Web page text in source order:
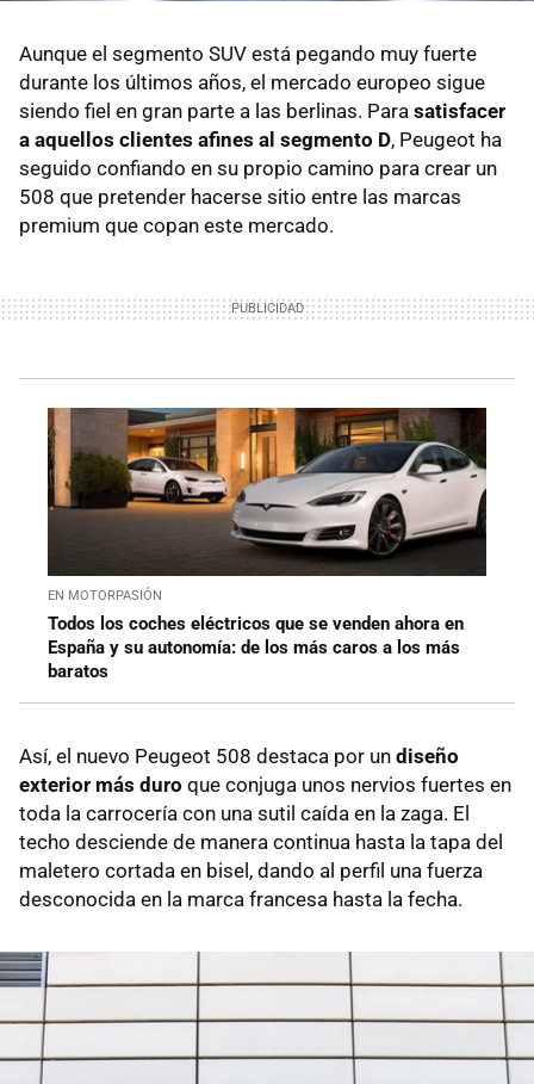
Aunque el segmento SUV está pegando muy fuerte
durante los últimos años, el mercado europeo sigue
siendo fiel en gran parte a las berlinas. Para satisfacer
a aquellos clientes afines al segmento D, Peugeot ha
seguido confiando en su propio camino para crear un
508 que pretender hacerse sitio entre las marcas
premium que copan este mercado.
EN MOTORPASIÓN
Todos los coches eléctricos que se venden ahora en
España y su autonomía: de los más caros a los más
baratos
Así, el nuevo Peugeot 508 destaca por un diseño
exterior más duro que conjuga unos nervios fuertes en
toda la carrocería con una sutil caída en la zaga. El
techo desciende de manera continua hasta la tapa del
maletero cortada en bisel, dando al perfil una fuerza
desconocida en la marca francesa hasta la fecha.